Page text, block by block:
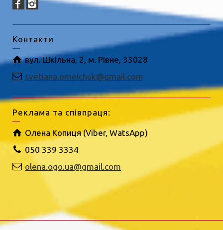
Контакти
вул. Шкільна, 2, м. Рівне, 33028
svetlana.omelchuk@gmail.com
Реклама та співпраця:
Олена Копиця (Viber, WatsApp)
050 339 3334
olena.ogo.ua@gmail.com